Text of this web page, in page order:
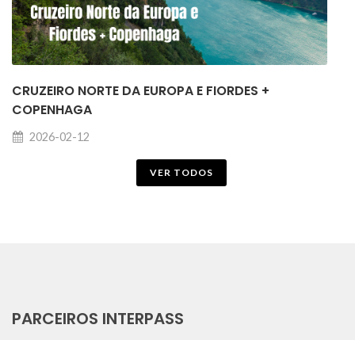
CRUZEIRO NORTE DA EUROPA E FIORDES +
COPENHAGA
2026-02-12
VER TODOS
PARCEIROS INTERPASS